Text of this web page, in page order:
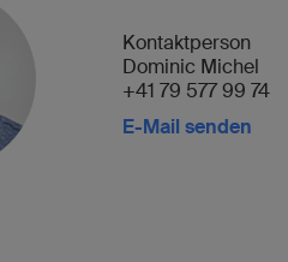
Kontaktperson
Dominic Michel
+41 79 577 99 74
E-Mail senden